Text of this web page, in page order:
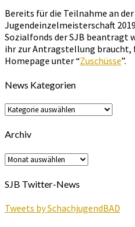
Bereits für die Teilnahme an
Jugendeinzelmeisterschaft
Sozialfonds der SJB beantragt
ihr zur Antragstellung braucht,
Homepage unter “Zuschüsse”.
News Kategorien
News
Archiv
Archiv
SJB Twitter-News
Tweets by SchachjugendBAD